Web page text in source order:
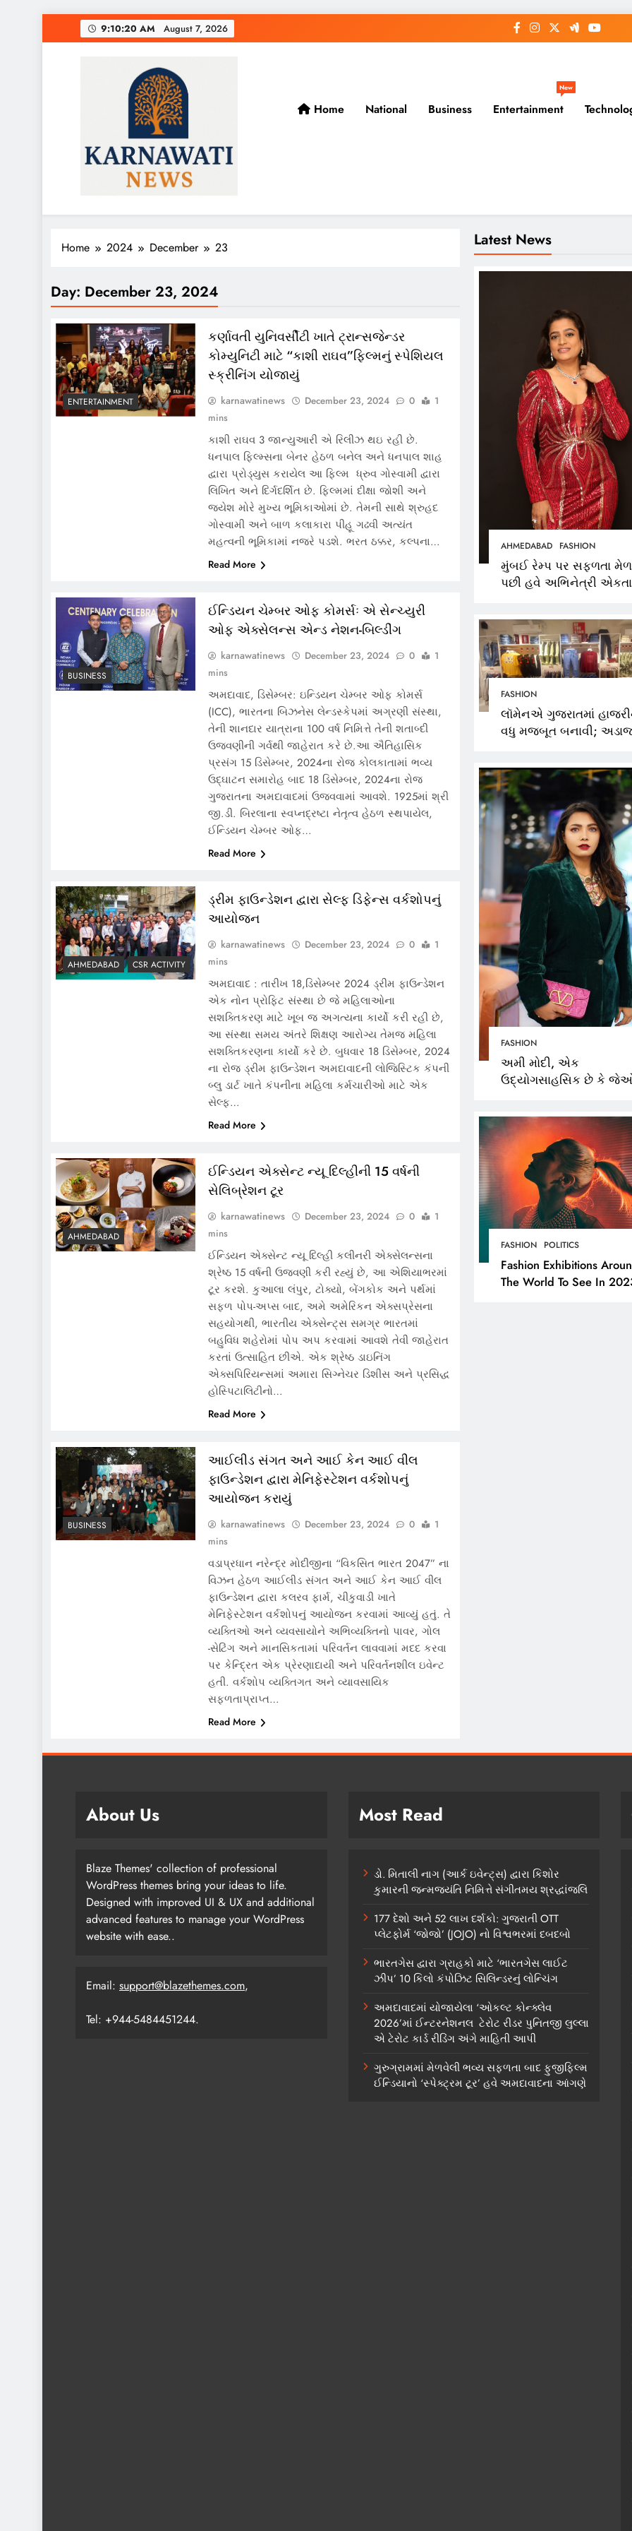
to
9:10:21 AM August 7, 2026
Karnawati News
Home National Business Entertainment
New
Latest News
AHMEDABAD FASHION
મુંબઈ રેમ્પ પર સફળતા
પછી હવે અભિનેત્રી એકતા
પોતાની પ્રતિભા પ્રદર્શિત
FASHION
લૉમેનએ ગુજરાતમાં
વધુ મજબૂત બનાવી;
કર્યો
FASHION
અમી મોદી, એક
ઉદ્યોગસાહસિક છે કે
ફેશન બ્રાન્ડના માલિક છે,
FASHION POLITICS
Fashion Exhibitions
The World To See In
Home 2024 December 23
Day: December 23, 2024
ENTERTAINMENT
કર્ણાવતી યુનિવર્સીટી ખાતે ટ્રાન્સજેન્ડર
કોમ્યુનિટી માટે “કાશી રાઘવ”ફિલ્મનું સ્પેશિયલ
સ્ક્રીનિંગ યોજાયું
karnawatinews December 23, 2024 0
1
mins
કાશી રાઘવ 3 જાન્યુઆરી એ રિલીઝ થઇ રહી છે.
ધનપાલ ફિલ્મ્સના બેનર હેઠળ બનેલ અને ધનપાલ શાહ
દ્વારા પ્રોડ્યુસ કરાયેલ આ ફિલ્મ ધ્રુવ ગોસ્વામી દ્વારા
લિખિત અને દિર્ગદર્શિત છે. ફિલ્મમાં દીક્ષા જોશી અને
જયેશ મોરે મુખ્ય ભૂમિકાઓમાં છે. તેમની સાથે શ્રુહદ
ગોસ્વામી અને બાળ કલાકારા પીહૂ ગઢવી અત્યંત
મહત્વની ભૂમિકામાં નજરે પડશે. ભરત ઠક્કર, કલ્પના…
Read More
BUSINESS
ઈન્ડિયન ચેમ્બર ઓફ કોમર્સઃ એ સેન્ચ્યુરી
ઓફ એક્સેલન્સ એન્ડ નેશન-બિલ્ડીંગ
karnawatinews December 23, 2024 0
1
mins
અમદાવાદ, ડિસેમ્બર: ઇન્ડિયન ચેમ્બર ઓફ કોમર્સ
(ICC), ભારતના બિઝનેસ લેન્ડસ્કેપમાં અગ્રણી સંસ્થા,
તેની શાનદાર યાત્રાના 100 વર્ષ નિમિત્તે તેની શતાબ્દી
ઉજવણીની ગર્વથી જાહેરાત કરે છે.આ ઐતિહાસિક
પ્રસંગ 15 ડિસેમ્બર, 2024ના રોજ કોલકાતામાં ભવ્ય
ઉદ્ઘાટન સમારોહ બાદ 18 ડિસેમ્બર, 2024ના રોજ
ગુજરાતના અમદાવાદમાં ઉજવવામાં આવશે. 1925માં શ્રી
જી.ડી. બિરલાના સ્વપ્નદ્રષ્ટા નેતૃત્વ હેઠળ સ્થપાયેલ,
ઈન્ડિયન ચેમ્બર ઓફ…
Read More
AHMEDABAD CSR ACTIVITY
ડ્રીમ ફાઉન્ડેશન દ્વારા સેલ્ફ ડિફેન્સ વર્કશોપનું
આયોજન
karnawatinews December 23, 2024 0
1
mins
અમદાવાદ : તારીખ 18,ડિસેમ્બર 2024 ડ્રીમ ફાઉન્ડેશન
એક નોન પ્રોફિટ સંસ્થા છે જે મહિલાઓના
સશક્તિકરણ માટે ખૂબ જ અગત્યના કાર્યો કરી રહી છે,
આ સંસ્થા સમય અંતરે શિક્ષણ આરોગ્ય તેમજ મહિલા
સશક્તિકરણના કાર્યો કરે છે. બુધવાર 18 ડિસેમ્બર, 2024
ના રોજ ડ્રીમ ફાઉન્ડેશન અમદાવાદની લોજિસ્ટિક કંપની
બ્લુ ડાર્ટ ખાતે કંપનીના મહિલા કર્મચારીઓ માટે એક
સેલ્ફ…
Read More
AHMEDABAD
ઈન્ડિયન એક્સેન્ટ ન્યૂ દિલ્હીની 15 વર્ષની
સેલિબ્રેશન ટૂર
karnawatinews December 23, 2024 0
1
mins
ઈન્ડિયન એક્સેન્ટ ન્યૂ દિલ્હી કલીનરી એક્સેલન્સના
શ્રેષ્ઠ 15 વર્ષની ઉજવણી કરી રહ્યું છે, આ એશિયાભરમાં
ટૂર કરશે. કુઆલા લંપુર, ટોક્યો, બેંગકોક અને પર્થમાં
સફળ પોપ-અપ્સ બાદ, અમે અમેરિકન એક્સપ્રેસના
સહયોગથી, ભારતીય એક્સેન્ટ્સ સમગ્ર ભારતમાં
બહુવિધ શહેરોમાં પોપ અપ કરવામાં આવશે તેવી જાહેરાત
કરતાં ઉત્સાહિત છીએ. એક શ્રેષ્ઠ ડાઇનિંગ
એક્સપિરિયન્સમાં અમારા સિગ્નેચર ડિશીસ અને પ્રસિદ્ધ
હોસ્પિટાલિટીનો…
Read More
BUSINESS
આઈલીડ સંગત અને આઈ કેન આઈ વીલ
ફાઉન્ડેશન દ્વારા મેનિફેસ્ટેશન વર્કશોપનું
આયોજન કરાયું
karnawatinews December 23, 2024 0
1
mins
વડાપ્રધાન નરેન્દ્ર મોદીજીના “વિકસિત ભારત 2047” ના
વિઝન હેઠળ આઈલીડ સંગત અને આઈ કેન આઈ વીલ
ફાઉન્ડેશન દ્વારા કલરવ ફાર્મ, ચીકુવાડી ખાતે
મેનિફેસ્ટેશન વર્કશોપનું આયોજન કરવામાં આવ્યું હતું. તે
વ્યક્તિઓ અને વ્યવસાયોને અભિવ્યક્તિનો પાવર, ગોલ
-સેટિંગ અને માનસિકતામાં પરિવર્તન લાવવામાં મદદ કરવા
પર કેન્દ્રિત એક પ્રેરણાદાયી અને પરિવર્તનશીલ ઇવેન્ટ
હતી. વર્કશોપ વ્યક્તિગત અને વ્યાવસાયિક
સફળતાપ્રાપ્ત…
Read More
AHMEDABAD
ડો. મિતાલી નાગ (આર્ક ઇવેન્ટ્સ)
દ્વારા કિશોર કુમારની
જન્મજયંતિ નિમિત્તે સંગીતમય
શ્રદ્ધાંજલિ
December 23, 2024
BUSINESS
177 દેશો અને
(JOJO) નો
December 23,
About Us
Blaze Themes' collection of professional
WordPress themes bring your ideas to life.
Designed with improved UI & UX and additional
advanced features to manage your WordPress
website with ease..
Email: support@blazethemes.com,
Tel: +944-5484451244.
Most Read
ડો. મિતાલી નાગ (આર્ક ઇવેન્ટ્સ) દ્વારા કિશોર
કુમારની જન્મજયંતિ નિમિત્તે સંગીતમય શ્રદ્ધાંજલિ
177 દેશો અને 52 લાખ દર્શકો: ગુજરાતી OTT
પ્લેટફોર્મ ‘જોજો’ (JOJO) નો વિશ્વભરમાં દબદબો
ભારતગેસ દ્વારા ગ્રાહકો માટે ‘ભારતગેસ લાઈટ
ઝીપ’ 10 કિલો કંપોઝિટ સિલિન્ડરનું લોન્ચિંગ
અમદાવાદમાં યોજાયેલા ‘ઓકલ્ટ કોન્ક્લેવ
2026’માં ઈન્ટરનેશનલ ટેરોટ રીડર પુનિતજી લુલ્લા
એ ટેરોટ કાર્ડ રીડિંગ અંગે માહિતી આપી
ગુરુગ્રામમાં મેળવેલી ભવ્ય સફળતા બાદ ફુજીફિલ્મ
ઈન્ડિયાનો ‘સ્પેક્ટ્રમ ટૂર’ હવે અમદાવાદના આંગણે